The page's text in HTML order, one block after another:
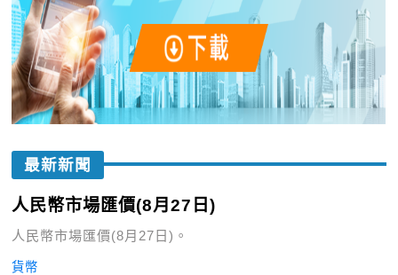
最新新聞
人民幣市場匯價(8月27日)
人民幣市場匯價(8月27日)。
貨幣